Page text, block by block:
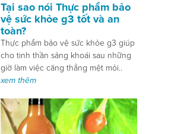
Tại sao nói Thực phẩm bảo
vệ sức khỏe g3 tốt và an
toàn?
Thực phẩm bảo vệ sức khỏe g3 giúp
cho tinh thần sảng khoái sau những
giờ làm việc căng thẳng mệt mỏi..
xem thêm